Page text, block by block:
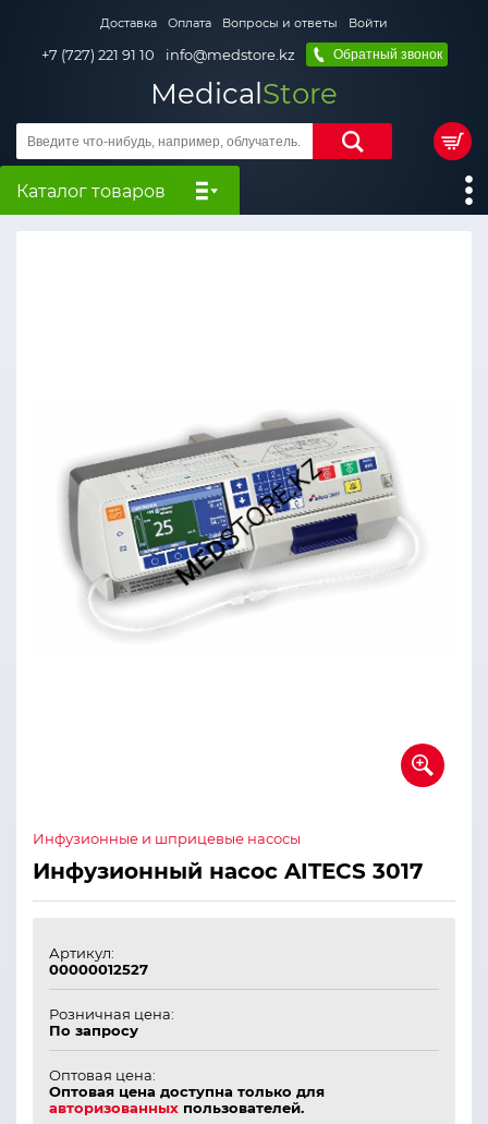
Доставка Оплата Вопросы и ответы Войти
+7 (727) 221 91 10 info@medstore.kz Обратный звонок
MedicalStore
Каталог товаров
Инфузионные и шприцевые насосы
Инфузионный насос AITECS 3017
Артикул:
00000012527
Розничная цена:
По запросу
Оптовая цена:
Оптовая цена доступна только для
авторизованных пользователей.